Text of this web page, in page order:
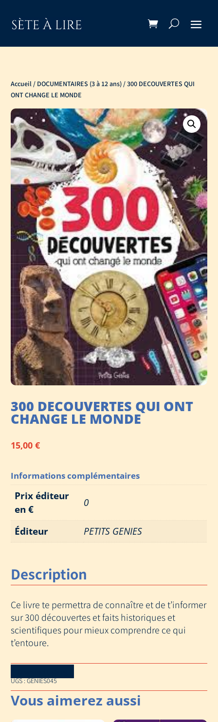
Accueil / DOCUMENTAIRES (3 à 12 ans) / 300 DECOUVERTES QUI
ONT CHANGE LE MONDE
300 DECOUVERTES QUI ONT
CHANGE LE MONDE
15,00€
Informations complémentaires
Prix éditeur
en €
0
Éditeur PETITS GENIES
Description
Ce livre te permettra de connaître et de t’informer
sur 300 découvertes et faits historiques et
scientifiques pour mieux comprendre ce qui
t’entoure.
UGS :GENIES045